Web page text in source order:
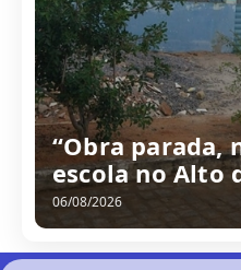
“Obra parada,
escola no Alto
06/08/2026